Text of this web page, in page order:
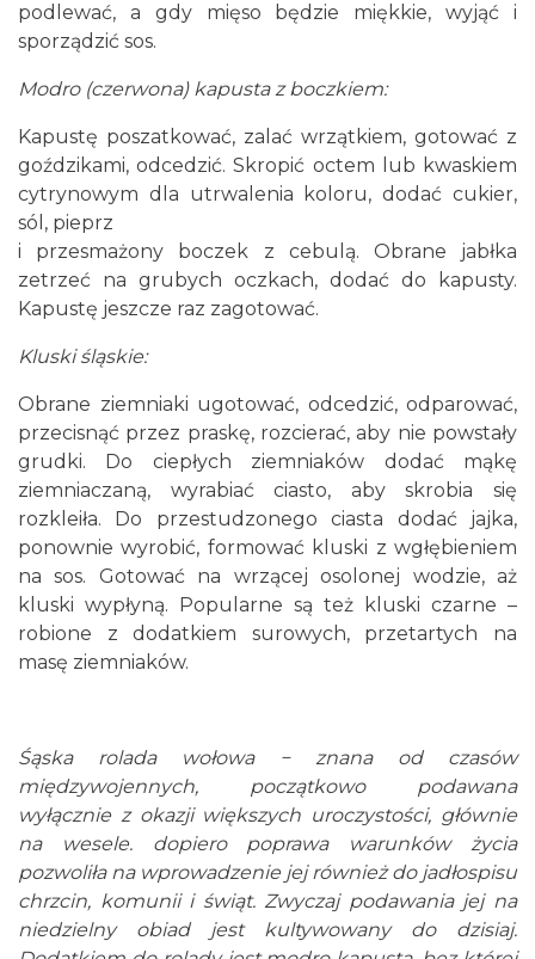
podlewać, a gdy mięso będzie miękkie, wyjąć i
sporządzić sos.
Modro (czerwona) kapusta z boczkiem:
Kapustę poszatkować, zalać wrzątkiem, gotować z
goździkami, odcedzić. Skropić octem lub kwaskiem
cytrynowym dla utrwalenia koloru, dodać cukier,
sól, pieprz
i przesmażony boczek z cebulą. Obrane jabłka
zetrzeć na grubych oczkach, dodać do kapusty.
Kapustę jeszcze raz zagotować.
Kluski śląskie:
Obrane ziemniaki ugotować, odcedzić, odparować,
przecisnąć przez praskę, rozcierać, aby nie powstały
grudki. Do ciepłych ziemniaków dodać mąkę
ziemniaczaną, wyrabiać ciasto, aby skrobia się
rozkleiła. Do przestudzonego ciasta dodać jajka,
ponownie wyrobić, formować kluski z wgłębieniem
na sos. Gotować na wrzącej osolonej wodzie, aż
kluski wypłyną. Popularne są też kluski czarne –
robione z dodatkiem surowych, przetartych na
masę ziemniaków.
Śąska rolada wołowa − znana od czasów
międzywojennych, początkowo podawana
wyłącznie z okazji większych uroczystości, głównie
na wesele. dopiero poprawa warunków życia
pozwoliła na wprowadzenie jej również do jadłospisu
chrzcin, komunii i świąt. Zwyczaj podawania jej na
niedzielny obiad jest kultywowany do dzisiaj.